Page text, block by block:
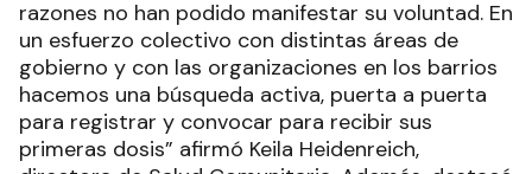
razones no han podido manifestar su voluntad. En
un esfuerzo colectivo con distintas áreas de
gobierno y con las organizaciones en los barrios
hacemos una búsqueda activa, puerta a puerta
para registrar y convocar para recibir sus
primeras dosis” afirmó Keila Heidenreich,